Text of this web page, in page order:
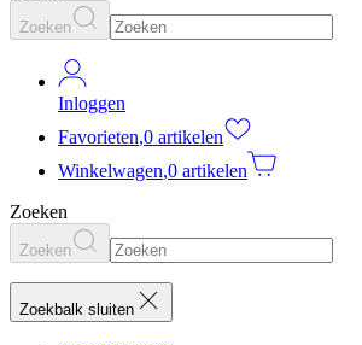
Zoeken
Inloggen
Favorieten,0 artikelen
Winkelwagen,0 artikelen
Zoeken
Zoeken
Zoekbalk sluiten